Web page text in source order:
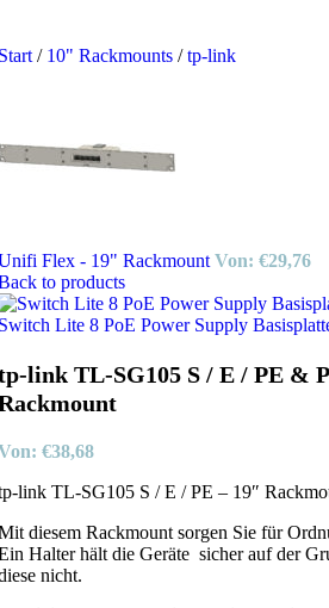
/ 10" Rackmounts / tp-link
Flex - 19" Rackmount Von: €29,76
to products
Lite 8 PoE Power Supply
link TL-SG105 S / E / PE &
€38,68
link TL-SG105 S / E / PE – 19″
diesem Rackmount sorgen Sie für
Halter hält die Geräte sicher auf der
nicht.